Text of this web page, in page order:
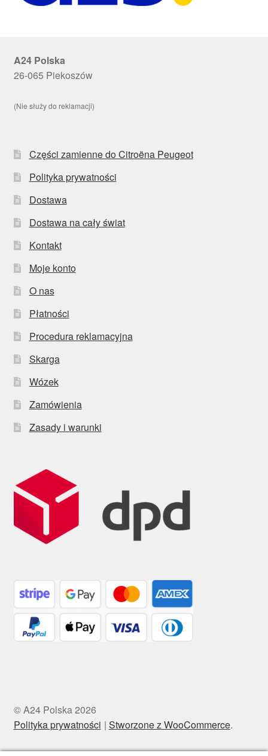
A24 Polska
26-065 Piekoszów
(Nie służy do reklamacji)
Części zamienne do Citroëna Peugeot
Polityka prywatności
Dostawa
Dostawa na cały świat
Kontakt
Moje konto
O nas
Płatności
Procedura reklamacyjna
Skarga
Wózek
Zamówienia
Zasady i warunki
© A24 Polska 2026
Polityka prywatności
Stworzone z WooCommerce.